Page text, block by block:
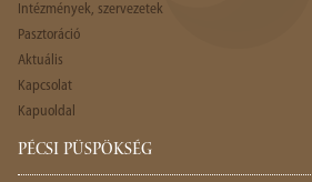
Intézmények, szervezetek
Pasztoráció
Aktuális
Kapcsolat
Kapuoldal
PÉCSI PÜSPÖKSÉG